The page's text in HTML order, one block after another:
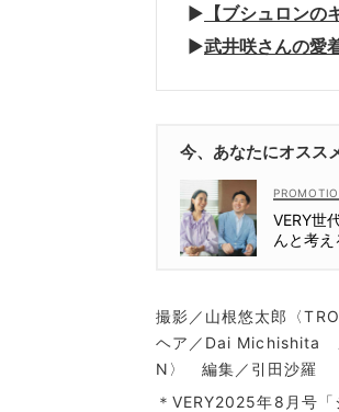
▶︎ 【ブシュロン
▶︎武井咲さんの愛
今、あなたにオスス
VERY世
んと考え
撮影／山根悠太郎〈
ヘア／Dai Michishita
N〉 編集／引田沙羅
＊VERY2025年8月号「